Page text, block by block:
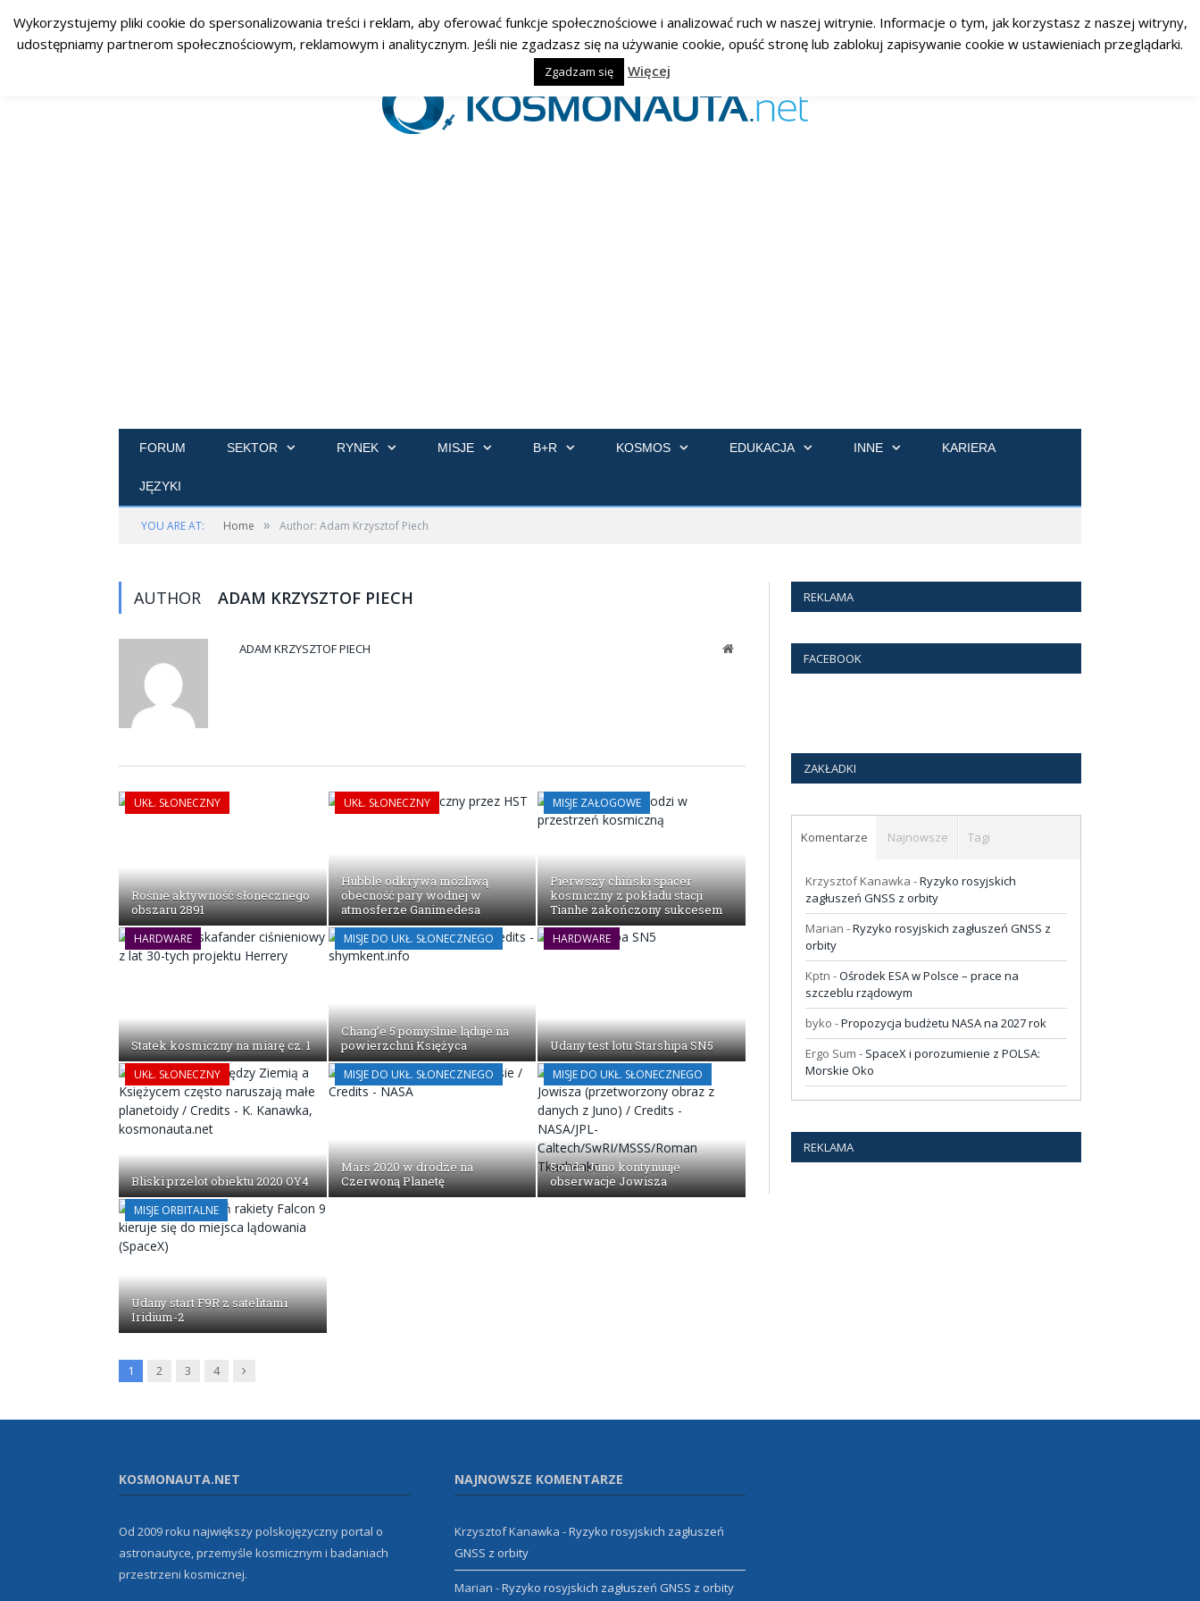
RSS Facebook
Twitter
FORUM SEKTOR RYNEK MISJE B+R KOSMOS EDUKACJA INNE KARIERA
JĘZYKI
YOU ARE AT: Home » Author: Adam Krzysztof Piech
AUTHOR ADAM KRZYSZTOF PIECH
ADAM KRZYSZTOF PIECH Website
UKŁ. SŁONECZNY
Rośnie aktywność słonecznego
obszaru 2891
UKŁ. SŁONECZNY
Hubble odkrywa możliwą
obecność pary wodnej w
atmosferze Ganimedesa
MISJE ZAŁOGOWE
Pierwszy chiński spacer
kosmiczny z pokładu stacji
Tianhe zakończony sukcesem
HARDWARE
Statek kosmiczny na miarę cz. 1
MISJE DO UKŁ. SŁONECZNEGO
Chang’e 5 pomyślnie ląduje na
powierzchni Księżyca
HARDWARE
Udany test lotu Starshipa SN5
UKŁ. SŁONECZNY
Bliski przelot obiektu 2020 OY4
MISJE DO UKŁ. SŁONECZNEGO
Mars 2020 w drodze na
Czerwoną Planetę
MISJE DO UKŁ. SŁONECZNEGO
Sonda Juno kontynuuje
obserwacje Jowisza
MISJE ORBITALNE
Udany start F9R z satelitami
Iridium-2
1 2 3 4 Next
REKLAMA
FACEBOOK
ZAKŁADKI
Komentarze Najnowsze Tagi
Krzysztof Kanawka -Ryzyko rosyjskich
zagłuszeń GNSS z orbity
Marian -Ryzyko rosyjskich zagłuszeń GNSS z
orbity
Kptn -Ośrodek ESA w Polsce – prace na
szczeblu rządowym
byko -Propozycja budżetu NASA na 2027 rok
Ergo Sum - SpaceX i porozumienie z POLSA:
Morskie Oko
REKLAMA
KOSMONAUTA.NET
Od 2009 roku największy polskojęzyczny portal o
astronautyce, przemyśle kosmicznym i badaniach
przestrzeni kosmicznej.
NAJNOWSZE KOMENTARZE
Krzysztof Kanawka -Ryzyko rosyjskich zagłuszeń
GNSS z orbity
Marian -Ryzyko rosyjskich zagłuszeń GNSS z orbity
Wykorzystujemy pliki cookie do spersonalizowania treści i reklam, aby oferować funkcje społecznościowe i analizować ruch w naszej witrynie. Informacje o tym, jak korzystasz z naszej witryny,
udostępniamy partnerom społecznościowym, reklamowym i analitycznym. Jeśli nie zgadzasz się na używanie cookie, opuść stronę lub zablokuj zapisywanie cookie w ustawieniach przeglądarki.
Zgadzam się Więcej